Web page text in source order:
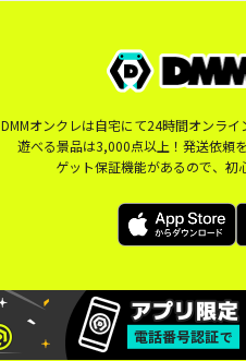
DMMオンクレは自宅にて24時間オンラ
遊べる景品は3,000点以上！発送依頼
ゲット保証機能があるので、初